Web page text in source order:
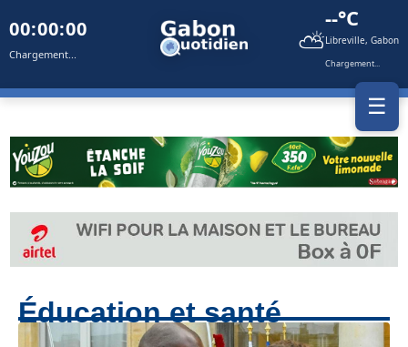
00:00:00
Chargement... ⛅
--°C
Libreville, Gabon
Chargement...
☰
Éducation et santé